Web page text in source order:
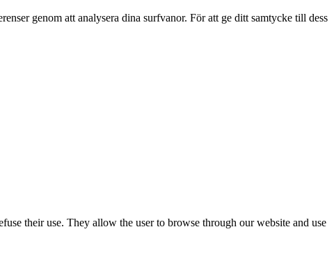
genom att analysera dina surfvanor. För att ge ditt samtycke till dess
their use. They allow the user to browse through our website and use